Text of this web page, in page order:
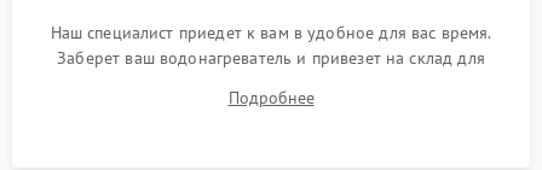
Наш специалист приедет к вам в удобное для вас время.
Заберет ваш водонагреватель и привезет на склад для
Подробнее